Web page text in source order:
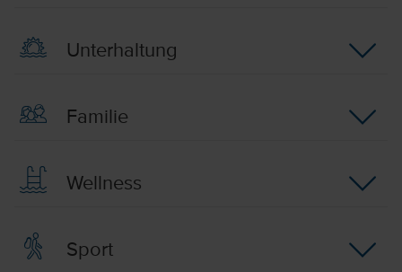
Unterhaltung
Familie
Wellness
Sport